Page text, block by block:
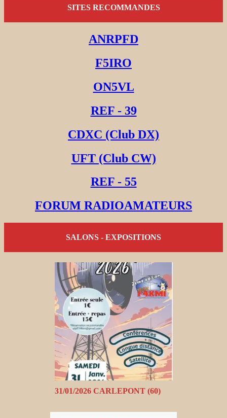
SITES RECOMMANDES
ANRPFD
F5IRO
ON5VL
REF - 39
CDXC (Club DX)
UFT (Club CW)
REF - 55
FORUM RADIOAMATEURS
SALONS - EXPOSITIONS
31/01/2026 CARLEPONT (60)